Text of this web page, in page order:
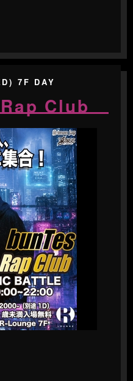
7F DAY
Club